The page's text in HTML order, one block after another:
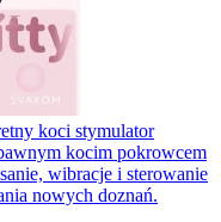
koci stymulator
kocim pokrowcem
wibracje i sterowanie
nowych doznań.